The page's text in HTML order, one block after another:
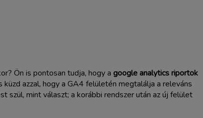
Ön is pontosan tudja, hogy a google analytics riportok
azzal, hogy a GA4 felületén megtalálja a releváns
szül, mint választ; a korábbi rendszer után az új felület